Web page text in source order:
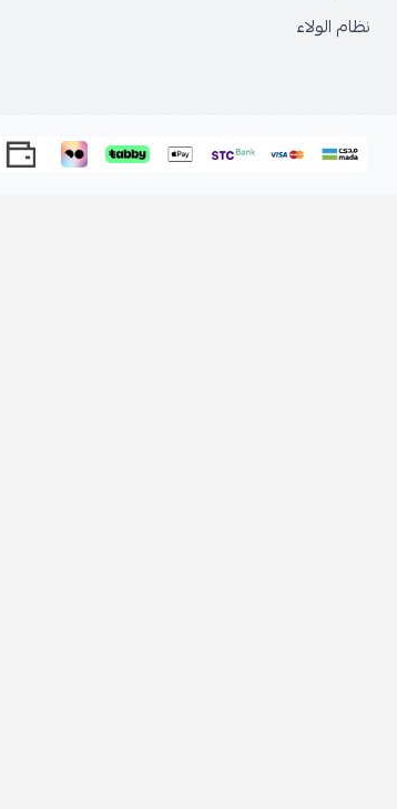
نظام الولاء